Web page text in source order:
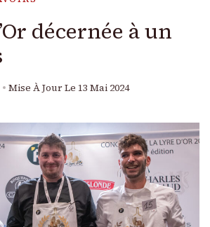
décernée à un
Mise À Jour Le 13 Mai 2024